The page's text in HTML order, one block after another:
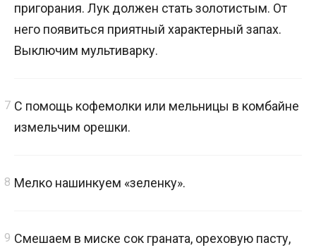
пригорания. Лук должен стать золотистым. От
него появиться приятный характерный запах.
Выключим мультиварку.
С помощь кофемолки или мельницы в комбайне
измельчим орешки.
Мелко нашинкуем «зеленку».
Смешаем в миске сок граната, ореховую пасту,